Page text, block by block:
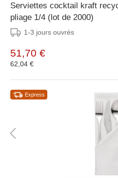
Serviettes cocktail kraft
pliage 1/4 (lot de 2000)
1-3 jours ouvrés
51,70 €
62,04 €
Express